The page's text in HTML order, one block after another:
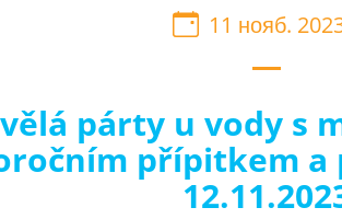
11 нояб.
párty u vody s
přípitkem